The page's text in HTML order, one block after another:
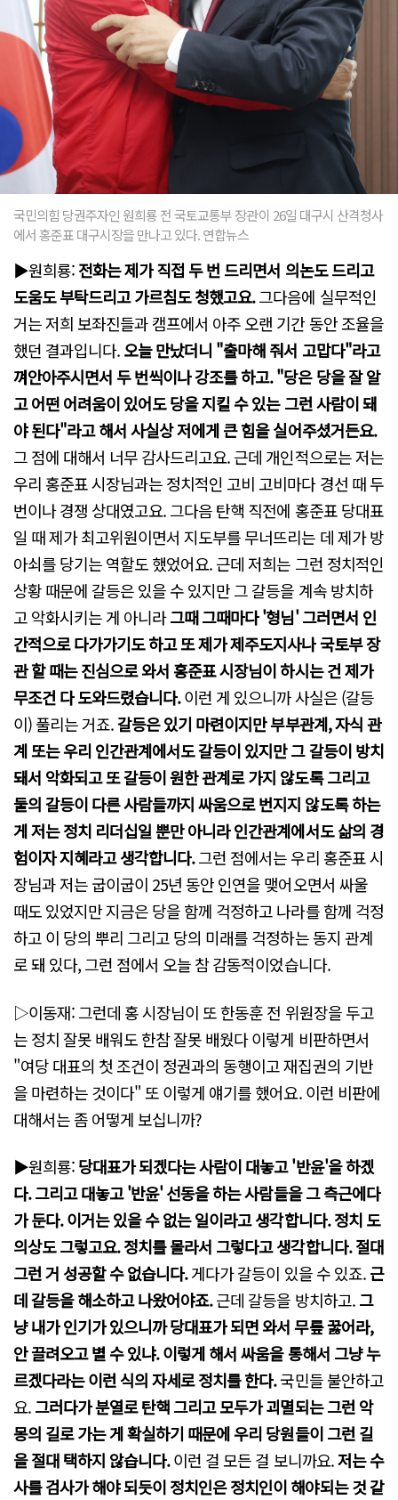
국민의힘 당권주자인 원희룡 전 국토교통부 장관이 26일 대구시 산격청사
에서 홍준표 대구시장을 만나고 있다. 연합뉴스
▶원희룡:전화는 제가 직접 두 번 드리면서 의논도 드리고
도움도 부탁드리고 가르침도 청했고요.그다음에 실무적인
거는 저희 보좌진들과 캠프에서 아주 오랜 기간 동안 조율을
했던 결과입니다.오늘 만났더니 "출마해 줘서 고맙다"라고
껴안아주시면서 두 번씩이나 강조를 하고. "당은 당을 잘 알
고 어떤 어려움이 있어도 당을 지킬 수 있는 그런 사람이 돼
야 된다"라고 해서 사실상 저에게 큰 힘을 실어주셨거든요.
그 점에 대해서 너무 감사드리고요. 근데 개인적으로는 저는
우리 홍준표 시장님과는 정치적인 고비 고비마다 경선 때 두
번이나 경쟁 상대였고요. 그다음 탄핵 직전에 홍준표 당대표
일 때 제가 최고위원이면서 지도부를 무너뜨리는 데 제가 방
아쇠를 당기는 역할도 했었어요. 근데 저희는 그런 정치적인
상황 때문에 갈등은 있을 수 있지만 그 갈등을 계속 방치하
고 악화시키는 게 아니라그때 그때마다 '형님' 그러면서 인
간적으로 다가가기도 하고 또 제가 제주도지사나 국토부 장
관 할 때는 진심으로 와서 홍준표 시장님이 하시는 건 제가
무조건 다 도와드렸습니다.이런 게 있으니까 사실은 (갈등
이) 풀리는 거죠.갈등은 있기 마련이지만 부부관계, 자식 관
계 또는 우리 인간관계에서도 갈등이 있지만 그 갈등이 방치
돼서 악화되고 또 갈등이 원한 관계로 가지 않도록 그리고
둘의 갈등이 다른 사람들까지 싸움으로 번지지 않도록 하는
게 저는 정치 리더십일 뿐만 아니라 인간관계에서도 삶의 경
험이자 지혜라고 생각합니다.그런 점에서는 우리 홍준표 시
장님과 저는 굽이굽이 25년 동안 인연을 맺어오면서 싸울
때도 있었지만 지금은 당을 함께 걱정하고 나라를 함께 걱정
하고 이 당의 뿌리 그리고 당의 미래를 걱정하는 동지 관계
로 돼 있다, 그런 점에서 오늘 참 감동적이었습니다.
▷이동재: 그런데 홍 시장님이 또 한동훈 전 위원장을 두고
는 정치 잘못 배워도 한참 잘못 배웠다 이렇게 비판하면서
"여당 대표의 첫 조건이 정권과의 동행이고 재집권의 기반
을 마련하는 것이다" 또 이렇게 얘기를 했어요. 이런 비판에
대해서는 좀 어떻게 보십니까?
▶원희룡:당대표가 되겠다는 사람이 대놓고 '반윤'을 하겠
다. 그리고 대놓고 '반윤' 선동을 하는 사람들을 그 측근에다
가 둔다. 이거는 있을 수 없는 일이라고 생각합니다. 정치 도
의상도 그렇고요. 정치를 몰라서 그렇다고 생각합니다. 절대
그런 거 성공할 수 없습니다.게다가 갈등이 있을 수 있죠.근
데 갈등을 해소하고 나왔어야죠.근데 갈등을 방치하고.그
냥 내가 인기가 있으니까 당대표가 되면 와서 무릎 꿇어라,
안 끌려오고 별 수 있냐. 이렇게 해서 싸움을 통해서 그냥 누
르겠다라는 이런 식의 자세로 정치를 한다.국민들 불안하고
요.그러다가 분열로 탄핵 그리고 모두가 괴멸되는 그런 악
몽의 길로 가는 게 확실하기 때문에 우리 당원들이 그런 길
을 절대 택하지 않습니다.이런 걸 모든 걸 보니까요.저는 수
사를 검사가 해야 되듯이 정치인은 정치인이 해야되는 것 같